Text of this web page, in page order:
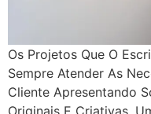
Os Projetos Que O
Sempre Atender As
Cliente Apresentando